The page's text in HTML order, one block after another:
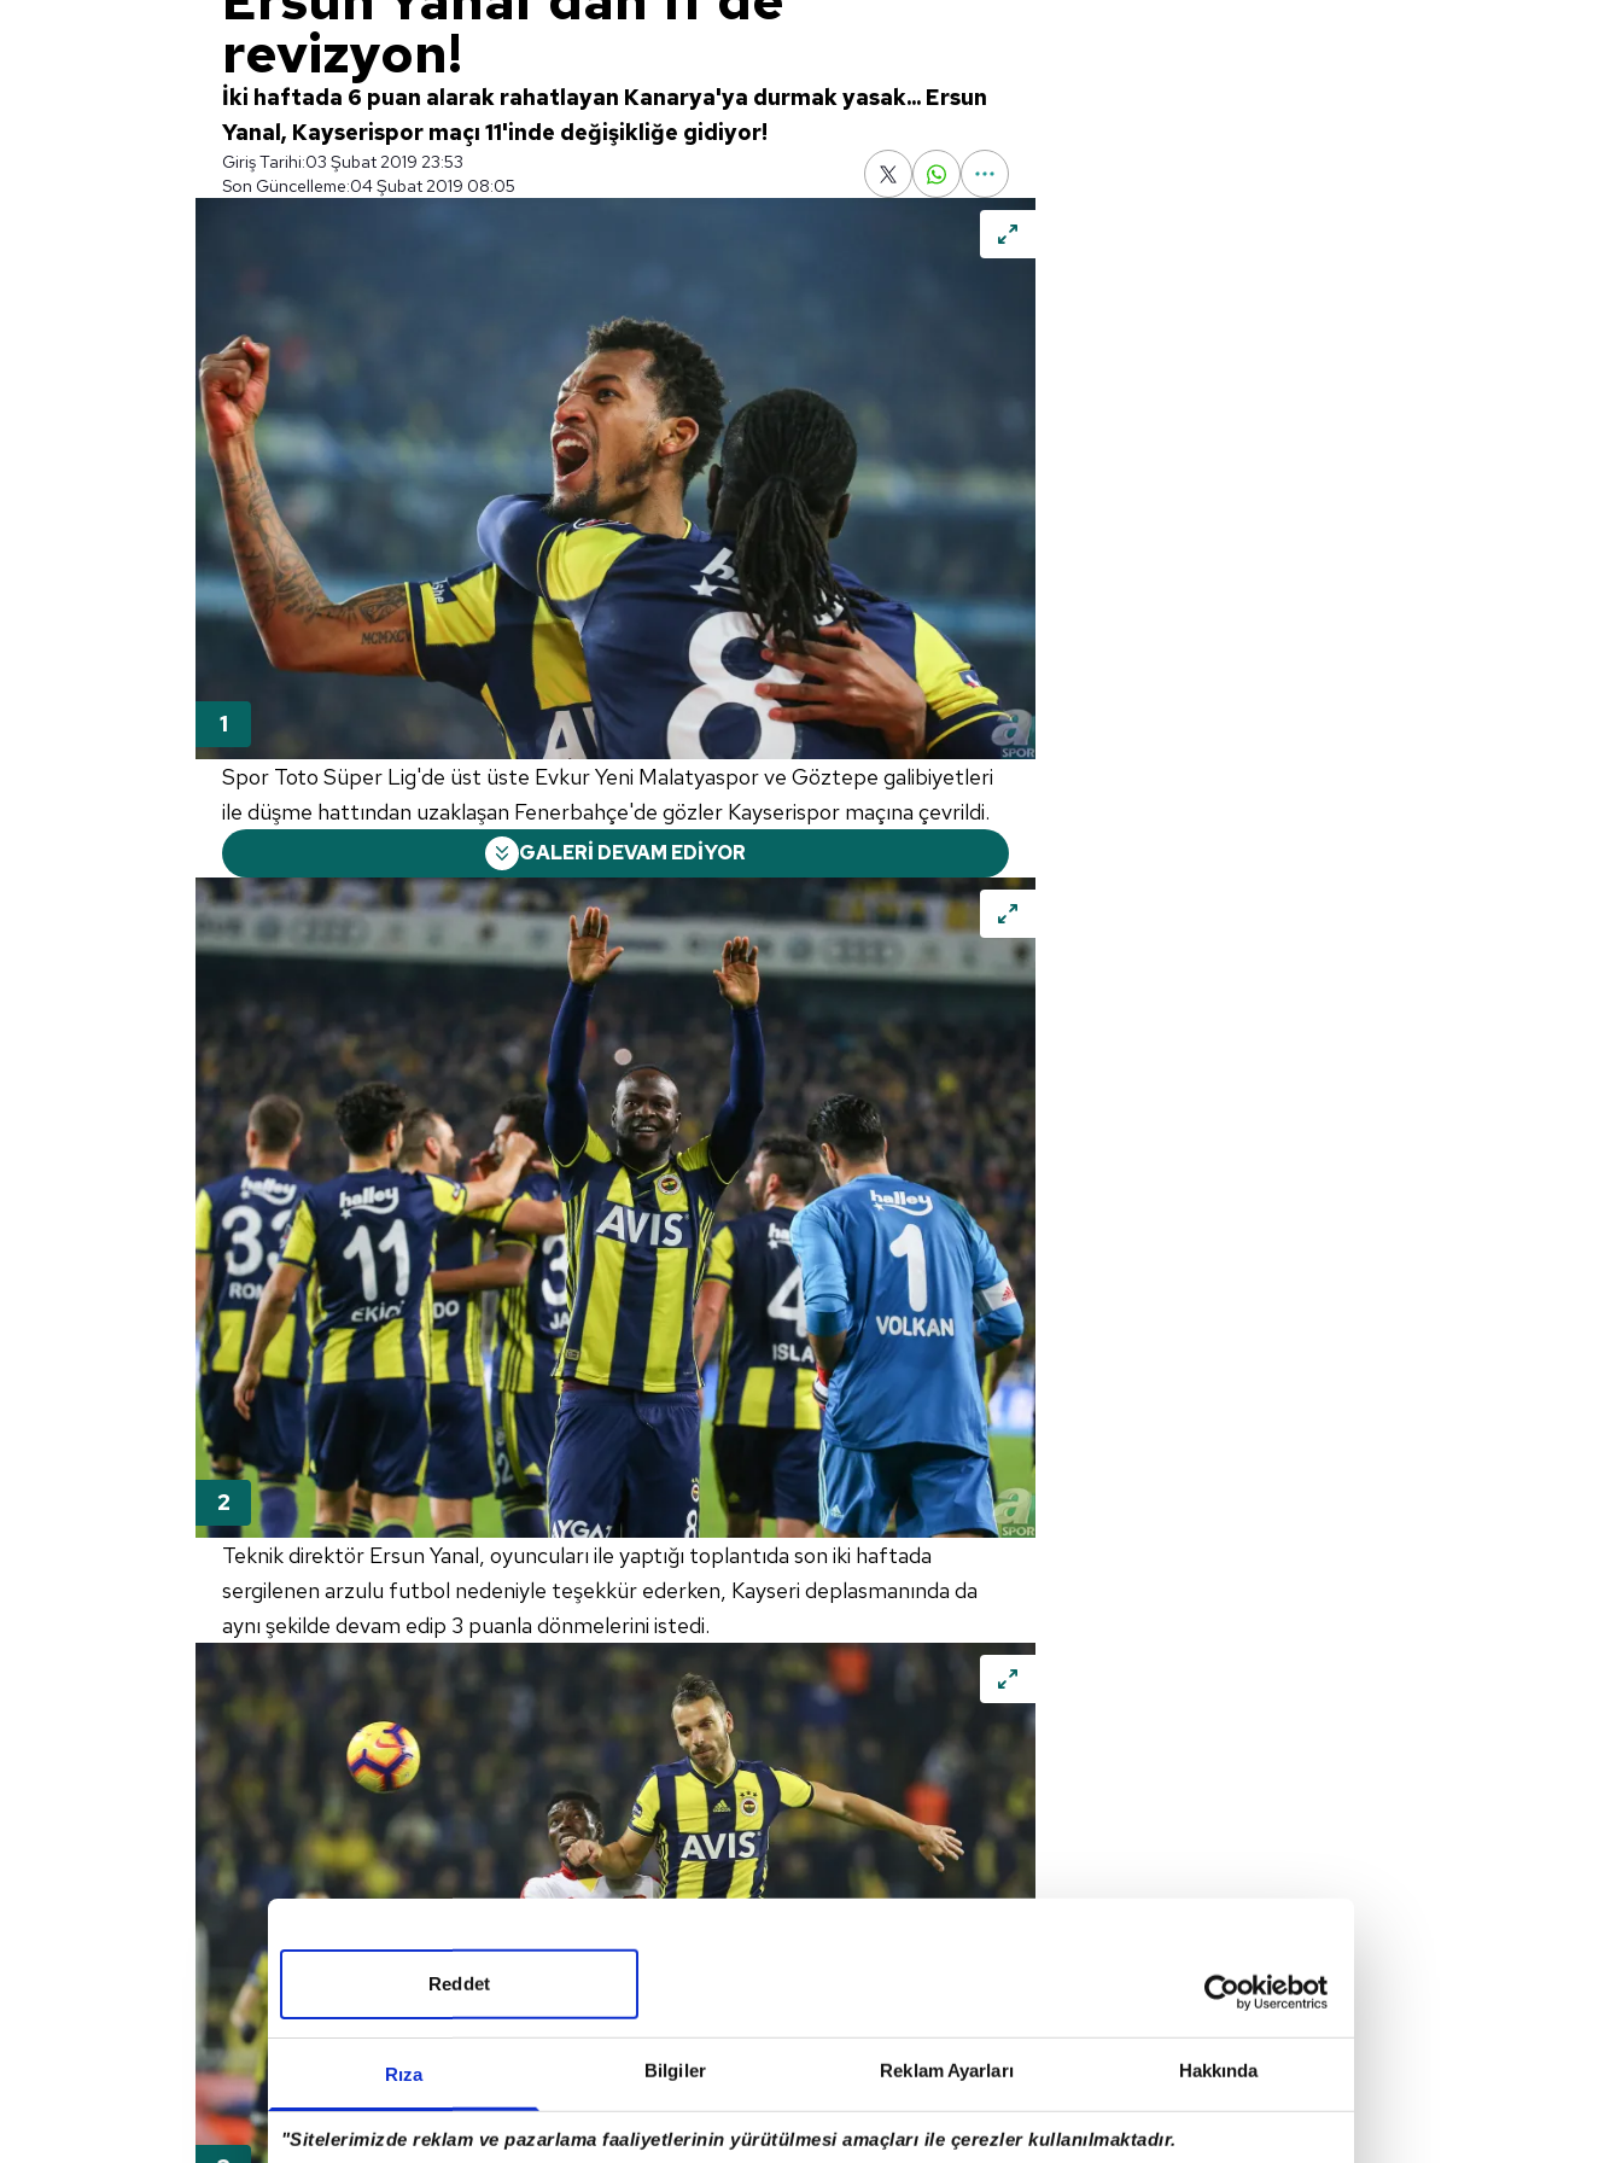
Rıza Bilgiler Reklam Ayarları Hakkında
"Sitelerimizde reklam ve pazarlama faaliyetlerinin yürütülmesi amaçları ile çerezler kullanılmaktadır.
Reddet
revizyon!
İki haftada 6 puan alarak rahatlayan Kanarya'ya durmak yasak... Ersun
Yanal, Kayserispor maçı 11'inde değişikliğe gidiyor!
Giriş Tarihi:03 Şubat 2019 23:53
Son Güncelleme:04 Şubat 2019 08:05
Spor Toto Süper Lig'de üst üste Evkur Yeni Malatyaspor ve Göztepe galibiyetleri
ile düşme hattından uzaklaşan Fenerbahçe'de gözler Kayserispor maçına çevrildi.
GALERİ DEVAM EDİYOR
Teknik direktör Ersun Yanal, oyuncuları ile yaptığı toplantıda son iki haftada
sergilenen arzulu futbol nedeniyle teşekkür ederken, Kayseri deplasmanında da
aynı şekilde devam edip 3 puanla dönmelerini istedi.